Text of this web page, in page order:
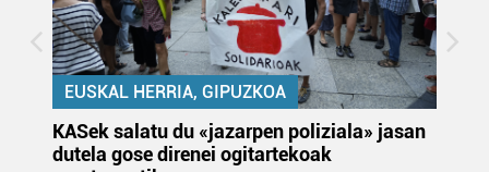
EUSKAL HERRIA, GIPUZKOA
KASek salatu du «jazarpen poliziala» jasan
dutela gose direnei ogitartekoak